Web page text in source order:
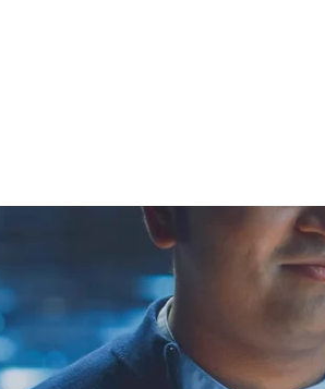
삼성디지컴의
신속, 정확, 신